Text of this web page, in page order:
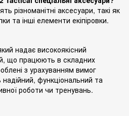
різноманітні аксесуари, такі як
та інші елементи екіпіровки.
надає високоякісний
що працюють в складних
з урахуванням вимог
функціональний та
роботи чи тренувань.